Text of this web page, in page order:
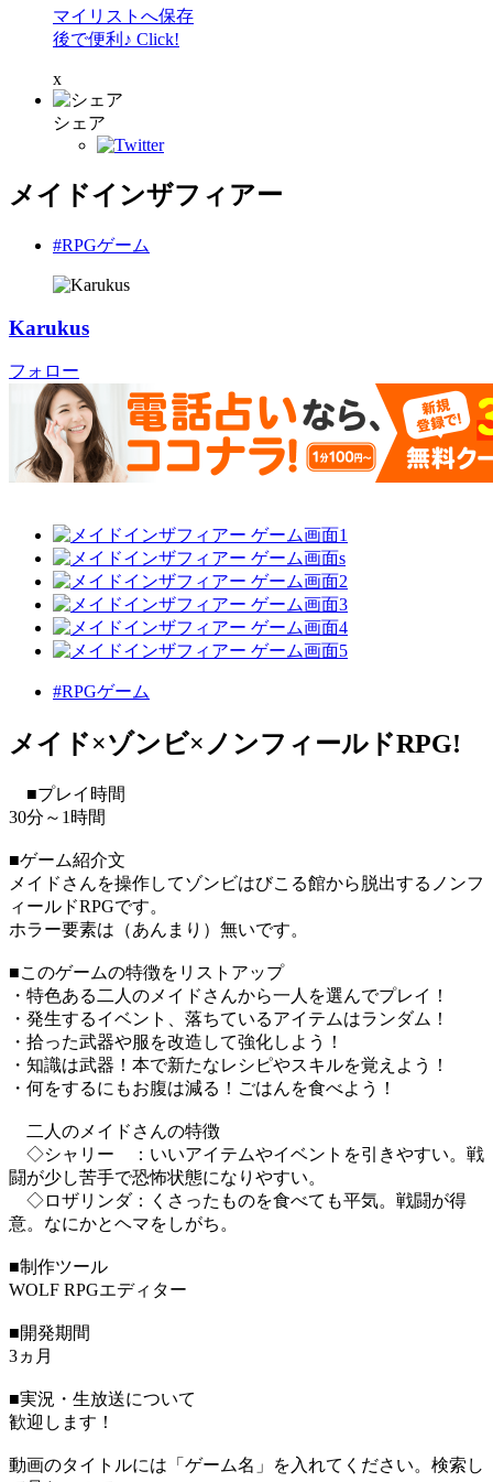
マイリストへ保存
後で便利♪ Click!
x
シェア
メイドインザフィアー
#RPGゲーム
Karukus
フォロー
#RPGゲーム
メイド×ゾンビ×ノンフィールドRPG!
■プレイ時間
30分～1時間
■ゲーム紹介文
メイドさんを操作してゾンビはびこる館から脱出するノンフ
ィールドRPGです。
ホラー要素は（あんまり）無いです。
■このゲームの特徴をリストアップ
・特色ある二人のメイドさんから一人を選んでプレイ！
・発生するイベント、落ちているアイテムはランダム！
・拾った武器や服を改造して強化しよう！
・知識は武器！本で新たなレシピやスキルを覚えよう！
・何をするにもお腹は減る！ごはんを食べよう！
二人のメイドさんの特徴
◇シャリー ：いいアイテムやイベントを引きやすい。戦
闘が少し苦手で恐怖状態になりやすい。
◇ロザリンダ：くさったものを食べても平気。戦闘が得
意。なにかとヘマをしがち。
■制作ツール
WOLF RPGエディター
■開発期間
3ヵ月
■実況・生放送について
歓迎します！
動画のタイトルには「ゲーム名」を入れてください。検索し